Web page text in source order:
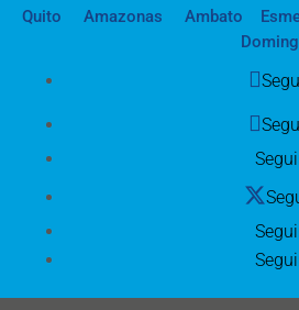
Quito Amazonas Ambato